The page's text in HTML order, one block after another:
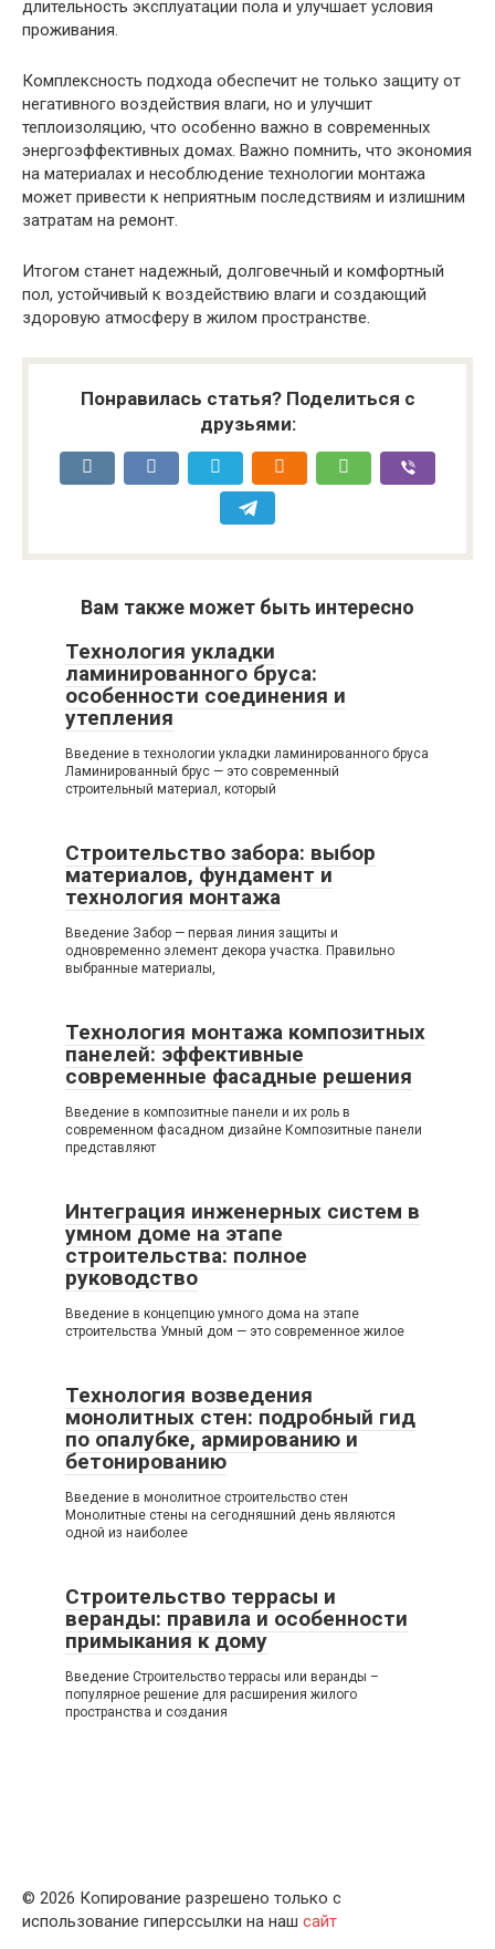
длительность эксплуатации пола и улучшает условия
проживания.
Комплексность подхода обеспечит не только защиту от
негативного воздействия влаги, но и улучшит
теплоизоляцию, что особенно важно в современных
энергоэффективных домах. Важно помнить, что экономия
на материалах и несоблюдение технологии монтажа
может привести к неприятным последствиям и излишним
затратам на ремонт.
Итогом станет надежный, долговечный и комфортный
пол, устойчивый к воздействию влаги и создающий
здоровую атмосферу в жилом пространстве.
Понравилась статья? Поделиться с
друзьями:
Вам также может быть интересно
Технология укладки
ламинированного бруса:
особенности соединения и
утепления
Введение в технологии укладки ламинированного бруса
Ламинированный брус — это современный
строительный материал, который
Строительство забора: выбор
материалов, фундамент и
технология монтажа
Введение Забор — первая линия защиты и
одновременно элемент декора участка. Правильно
выбранные материалы,
Технология монтажа композитных
панелей: эффективные
современные фасадные решения
Введение в композитные панели и их роль в
современном фасадном дизайне Композитные панели
представляют
Интеграция инженерных систем в
умном доме на этапе
строительства: полное
руководство
Введение в концепцию умного дома на этапе
строительства Умный дом — это современное жилое
Технология возведения
монолитных стен: подробный гид
по опалубке, армированию и
бетонированию
Введение в монолитное строительство стен
Монолитные стены на сегодняшний день являются
одной из наиболее
Строительство террасы и
веранды: правила и особенности
примыкания к дому
Введение Строительство террасы или веранды –
популярное решение для расширения жилого
пространства и создания
© 2026 Копирование разрешено только с
использование гиперссылки на наш сайт